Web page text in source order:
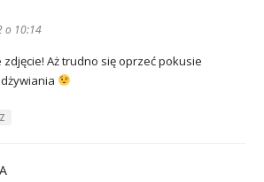
o 10:14
zdjęcie! Aż trudno się oprzeć pokusie